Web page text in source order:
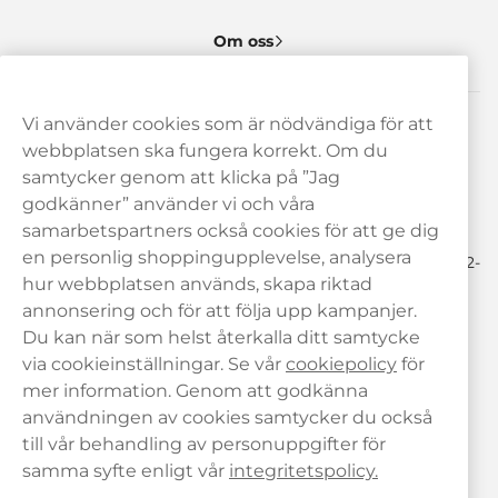
Behöver du hjälp? Kontakta oss gärna!
hej@haypp.com
08 517 910 97
Mån-Tor 8.00-17.00 | Fre 9.00-17.00 | (Lunchstängt må-fre 12-
13)
Om oss
Vi använder cookies som är nödvändiga för att
webbplatsen ska fungera korrekt. Om du
samtycker genom att klicka på ”Jag
godkänner” använder vi och våra
samarbetspartners också cookies för att ge dig
en personlig shoppingupplevelse, analysera
hur webbplatsen används, skapa riktad
annonsering och för att följa upp kampanjer.
Du kan när som helst återkalla ditt samtycke
via cookieinställningar. Se vår cookiepolicy för
mer information. Genom att godkänna
användningen av cookies samtycker du också
till vår behandling av personuppgifter för
samma syfte enligt vår integritetspolicy.